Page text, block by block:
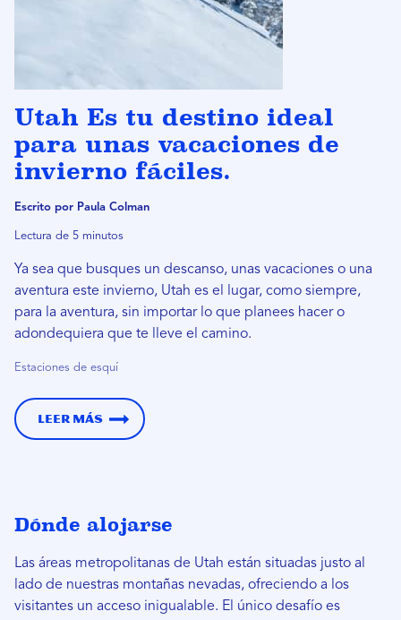
Utah Es tu destino ideal
para unas vacaciones de
invierno fáciles.
Escrito por Paula Colman
Lectura de 5 minutos
Ya sea que busques un descanso, unas vacaciones o una
aventura este invierno, Utah es el lugar, como siempre,
para la aventura, sin importar lo que planees hacer o
adondequiera que te lleve el camino.
Estaciones de esquí
Leer más
Dónde alojarse
Las áreas metropolitanas de Utah están situadas justo al
lado de nuestras montañas nevadas, ofreciendo a los
visitantes un acceso inigualable. El único desafío es